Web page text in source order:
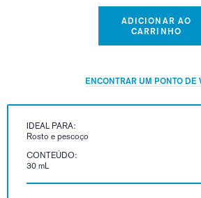
ADICIONAR AO
CARRINHO
ENCONTRAR UM PONTO DE
IDEAL PARA:
Rosto e pescoço
CONTEÚDO:
30 mL